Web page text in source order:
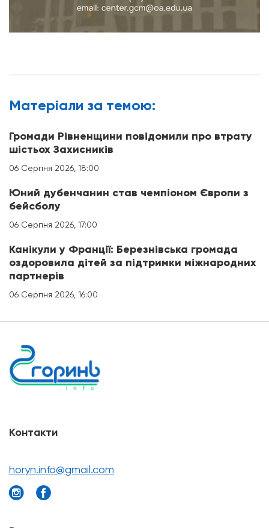
Матерiали за темою:
Громади Рівненщини повідомили про втрату
шістьох Захисників
06 Серпня 2026, 18:00
Юний дубенчанин став чемпіоном Європи з
бейсболу
06 Серпня 2026, 17:00
Канікули у Франції: Березнівська громада
оздоровила дітей за підтримки міжнародних
партнерів
06 Серпня 2026, 16:00
Контакти
horyn.info@gmail.com